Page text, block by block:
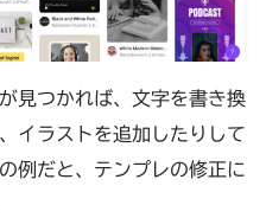
見つかれば、文字を書き換
イラストを追加したりして
例だと、テンプレの修正に